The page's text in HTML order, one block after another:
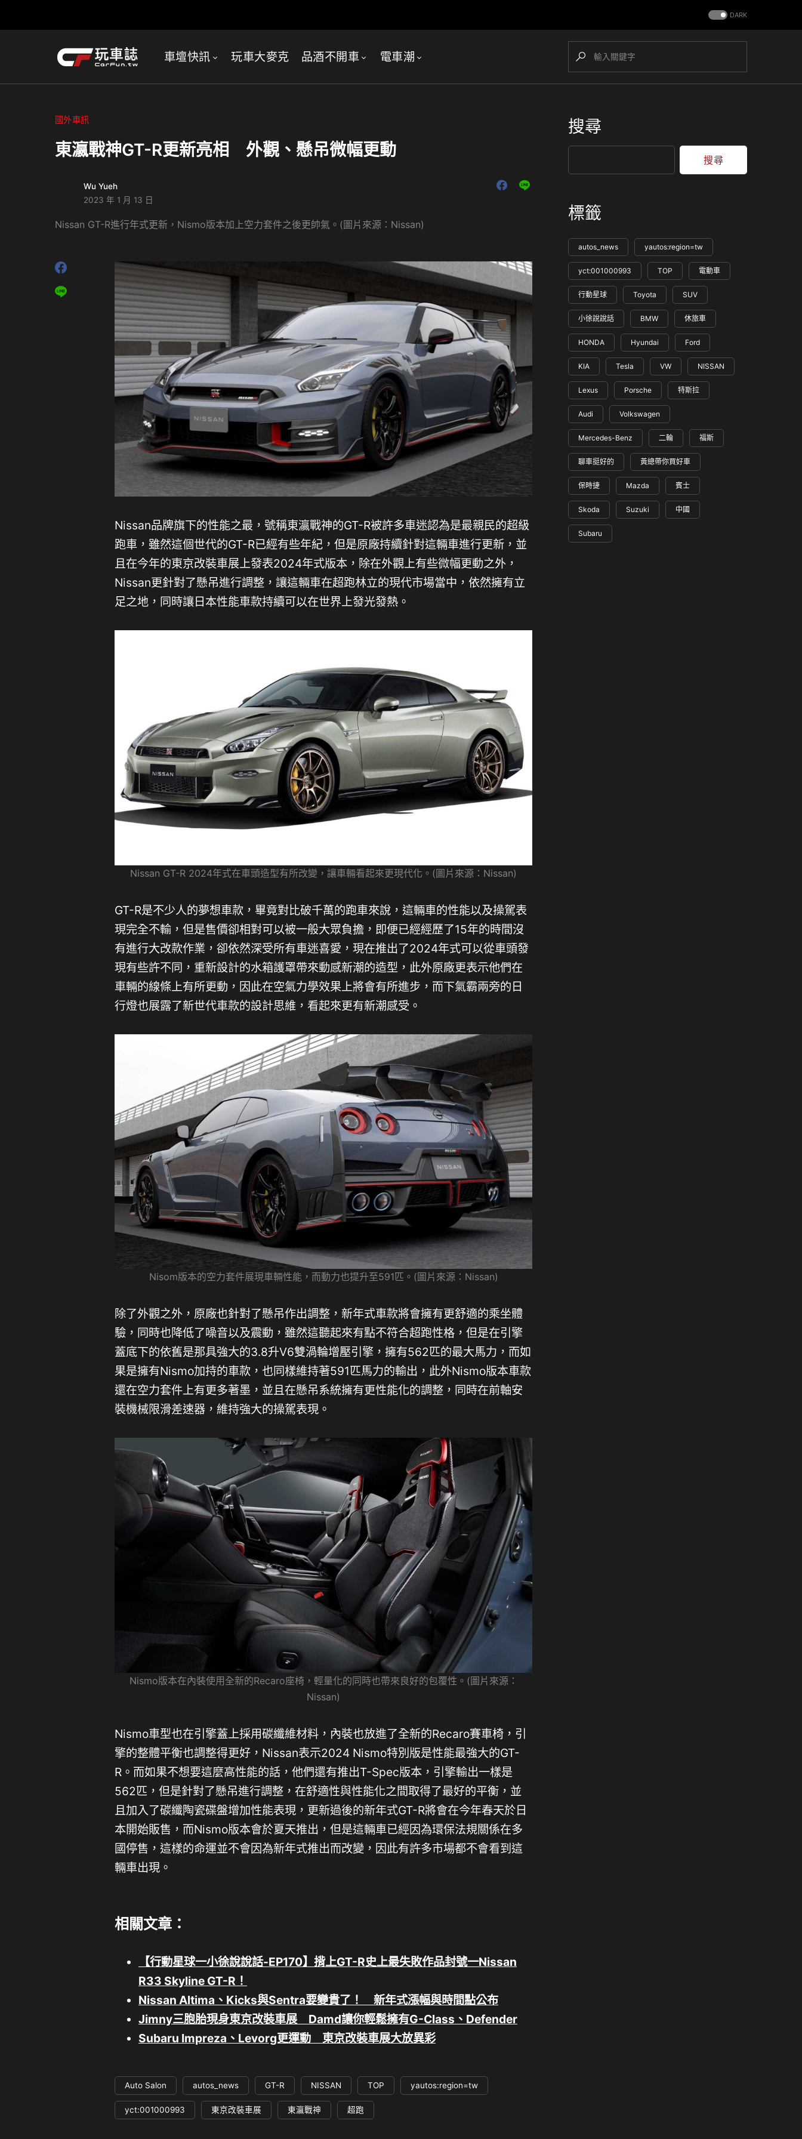
DARK
車壇快訊 玩車大麥克 品酒不開車 電車潮
國外車訊
東瀛戰神GT-R更新亮相 外觀、懸吊微幅更動
Wu Yueh
2023 年 1 月 13 日
Nissan GT-R進行年式更新，Nismo版本加上空力套件之後更帥氣。(圖片來源：Nissan)
Nissan品牌旗下的性能之最，號稱東瀛戰神的GT-R被許多車迷認為是最親民的超級
跑車，雖然這個世代的GT-R已經有些年紀，但是原廠持續針對這輛車進行更新，並
且在今年的東京改裝車展上發表2024年式版本，除在外觀上有些微幅更動之外，
Nissan更針對了懸吊進行調整，讓這輛車在超跑林立的現代市場當中，依然擁有立
足之地，同時讓日本性能車款持續可以在世界上發光發熱。
Nissan GT-R 2024年式在車頭造型有所改變，讓車輛看起來更現代化。(圖片來源：Nissan)
GT-R是不少人的夢想車款，畢竟對比破千萬的跑車來說，這輛車的性能以及操駕表
現完全不輸，但是售價卻相對可以被一般大眾負擔，即便已經經歷了15年的時間沒
有進行大改款作業，卻依然深受所有車迷喜愛，現在推出了2024年式可以從車頭發
現有些許不同，重新設計的水箱護罩帶來動感新潮的造型，此外原廠更表示他們在
車輛的線條上有所更動，因此在空氣力學效果上將會有所進步，而下氣霸兩旁的日
行燈也展露了新世代車款的設計思維，看起來更有新潮感受。
Nisom版本的空力套件展現車輛性能，而動力也提升至591匹。(圖片來源：Nissan)
除了外觀之外，原廠也針對了懸吊作出調整，新年式車款將會擁有更舒適的乘坐體
驗，同時也降低了噪音以及震動，雖然這聽起來有點不符合超跑性格，但是在引擎
蓋底下的依舊是那具強大的3.8升V6雙渦輪增壓引擎，擁有562匹的最大馬力，而如
果是擁有Nismo加持的車款，也同樣維持著591匹馬力的輸出，此外Nismo版本車款
還在空力套件上有更多著墨，並且在懸吊系統擁有更性能化的調整，同時在前軸安
裝機械限滑差速器，維持強大的操駕表現。
Nismo版本在內裝使用全新的Recaro座椅，輕量化的同時也帶來良好的包覆性。(圖片來源：
Nissan)
Nismo車型也在引擎蓋上採用碳纖維材料，內裝也放進了全新的Recaro賽車椅，引
擎的整體平衡也調整得更好，Nissan表示2024 Nismo特別版是性能最強大的GT-
R。而如果不想要這麼高性能的話，他們還有推出T-Spec版本，引擎輸出一樣是
562匹，但是針對了懸吊進行調整，在舒適性與性能化之間取得了最好的平衡，並
且加入了碳纖陶瓷碟盤增加性能表現，更新過後的新年式GT-R將會在今年春天於日
本開始販售，而Nismo版本會於夏天推出，但是這輛車已經因為環保法規關係在多
國停售，這樣的命運並不會因為新年式推出而改變，因此有許多市場都不會看到這
輛車出現。
相關文章：
【行動星球⼀小徐說說話-EP170】揹上GT-R史上最失敗作品封號⼀Nissan
R33 Skyline GT-R！
Nissan Altima、Kicks與Sentra要變貴了！ 新年式漲幅與時間點公布
Jimny三胞胎現身東京改裝車展 Damd讓你輕鬆擁有G-Class、Defender
Subaru Impreza、Levorg更運動 東京改裝車展大放異彩
Auto Salon autos_news GT-R NISSAN TOP yautos:region=tw
yct:001000993 東京改裝車展 東瀛戰神 超跑
搜尋
搜尋
標籤
autos_news yautos:region=tw
yct:001000993 TOP 電動車
行動星球 Toyota SUV
小徐說說話 BMW 休旅車
HONDA Hyundai Ford
KIA Tesla VW NISSAN
Lexus Porsche 特斯拉
Audi Volkswagen
Mercedes-Benz 二輪 福斯
聊車挺好的 黃總帶你買好車
保時捷 Mazda 賓士
Skoda Suzuki 中國
Subaru